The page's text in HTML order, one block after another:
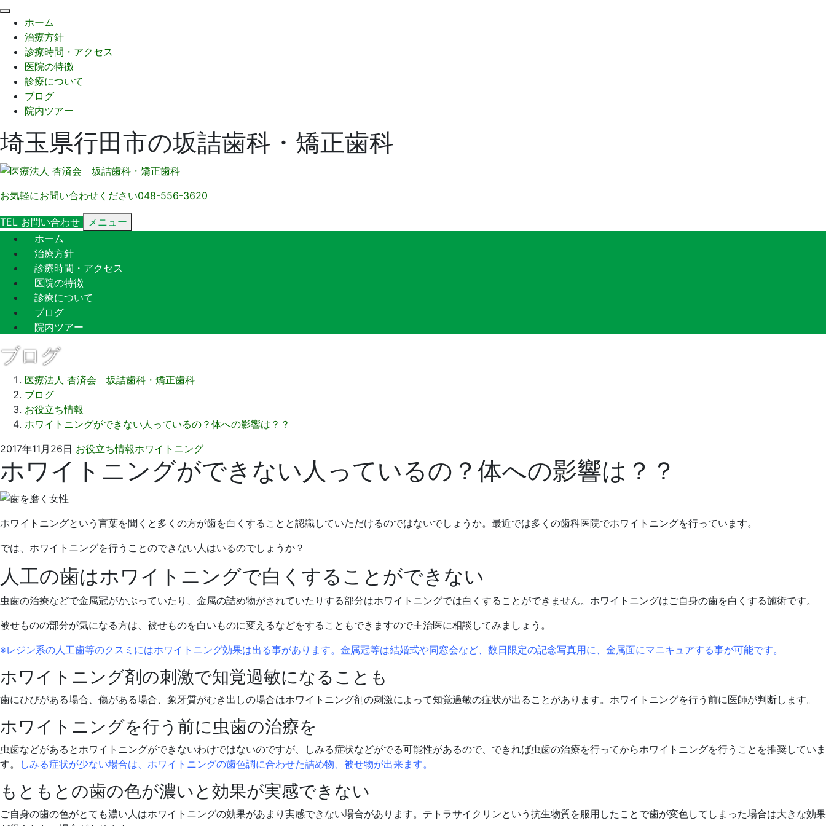
ホーム
治療方針
診療時間・アクセス
医院の特徴
診療について
ブログ
院内ツアー
埼玉県行田市の坂詰歯科・矯正歯科
お気軽にお問い合わせください048-556-3620
TEL お問い合わせ
メニュー
ホーム
治療方針
診療時間・アクセス
医院の特徴
診療について
ブログ
院内ツアー
ブログ
医療法人 杏済会 坂詰歯科・矯正歯科
ブログ
お役立ち情報
ホワイトニングができない人っているの？体への影響は？？
2017年11月26日 お役立ち情報ホワイトニング2021
年
日
坂
詰
歯
院
ホワイトニングができない人っているの？体への影響は？？
ホワイトニングという言葉を聞くと多くの方が歯を白くすることと認識していただけるのではないでしょうか。最近では多くの歯科医院でホワイトニングを行っています。
では、ホワイトニングを行うことのできない人はいるのでしょうか？
人工の歯はホワイトニングで白くすることができない
虫歯の治療などで金属冠がかぶっていたり、金属の詰め物がされていたりする部分はホワイトニングでは白くすることができません。ホワイトニングはご自身の歯を白くする施術です。
被せものの部分が気になる方は、被せものを白いものに変えるなどをすることもできますので主治医に相談してみましょう。
※レジン系の人工歯等のクスミにはホワイトニング効果は出る事があります。金属冠等は結婚式や同窓会など、数日限定の記念写真用に、金属面にマニキュアする事が可能です。
ホワイトニング剤の刺激で知覚過敏になることも
歯にひびがある場合、傷がある場合、象牙質がむき出しの場合はホワイトニング剤の刺激によって知覚過敏の症状が出ることがあります。ホワイトニングを行う前に医師が判断します。
ホワイトニングを行う前に虫歯の治療を
虫歯などがあるとホワイトニングができないわけではないのですが、しみる症状などがでる可能性があるので、できれば虫歯の治療を行ってからホワイトニングを行うことを推奨していま
す。
しみる症状が少ない場合は、ホワイトニングの歯色調に合わせた詰め物、被せ物が出来ます。
もともとの歯の色が濃いと効果が実感できない
ご自身の歯の色がとても濃い人はホワイトニングの効果があまり実感できない場合があります。テトラサイクリンという抗生物質を服用したことで歯が変色してしまった場合は大きな効果